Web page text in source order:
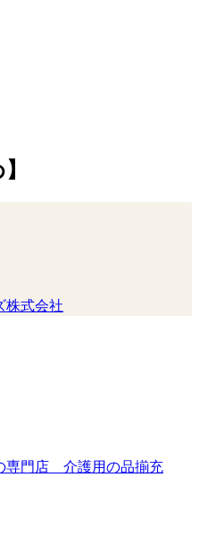
株式会社
専門店 介護用の品揃充